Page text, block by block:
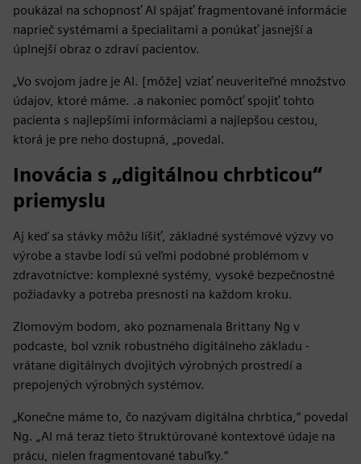
poukázal na schopnosť AI spájať fragmentované informácie
naprieč systémami a špecialitami a ponúkať jasnejší a
úplnejší obraz o zdraví pacientov.
„Vo svojom jadre je AI. [môže] vziať neuveriteľné množstvo
údajov, ktoré máme. .a nakoniec pomôcť spojiť tohto
pacienta s najlepšími informáciami a najlepšou cestou,
ktorá je pre neho dostupná, „povedal.
Inovácia s „digitálnou chrbticou“
priemyslu
Aj keď sa stávky môžu líšiť, základné systémové výzvy vo
výrobe a stavbe lodí sú veľmi podobné problémom v
zdravotníctve: komplexné systémy, vysoké bezpečnostné
požiadavky a potreba presnosti na každom kroku.
Zlomovým bodom, ako poznamenala Brittany Ng v
podcaste, bol vznik robustného digitálneho základu -
vrátane digitálnych dvojitých výrobných prostredí a
prepojených výrobných systémov.
„Konečne máme to, čo nazývam digitálna chrbtica,“ povedal
Ng. „AI má teraz tieto štruktúrované kontextové údaje na
prácu, nielen fragmentované tabuľky.“